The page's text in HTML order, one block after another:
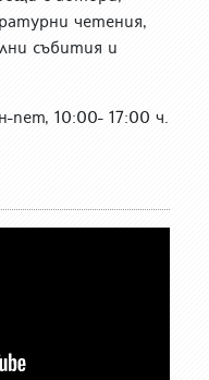
четения,
събития и
пет, 10:00- 17:00 ч.